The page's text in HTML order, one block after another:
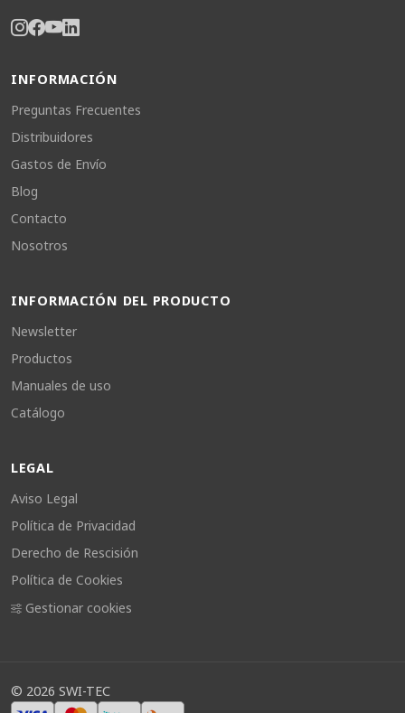
INFORMACIÓN
Preguntas Frecuentes
Distribuidores
Gastos de Envío
Blog
Contacto
Nosotros
INFORMACIÓN DEL PRODUCTO
Newsletter
Productos
Manuales de uso
Catálogo
LEGAL
Aviso Legal
Política de Privacidad
Derecho de Rescisión
Política de Cookies
Gestionar cookies
© 2026 SWI-TEC